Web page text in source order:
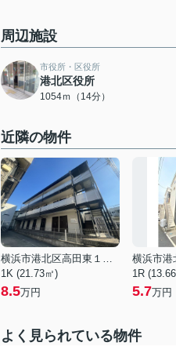
周辺施設
市役所・区役所
港北区役所
1054ｍ（14分）
近隣の物件
横浜市港北区高田東１丁目
1K (21.73㎡)
8.5万円
横浜市港
1R
5.7万円
よく見られている物件